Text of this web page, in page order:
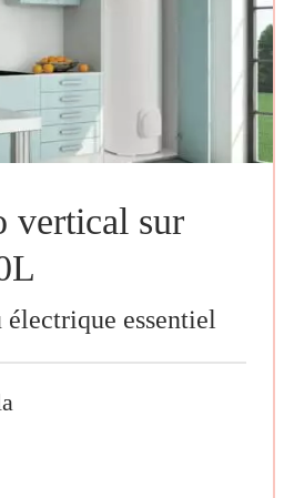
vertical sur
électrique essentiel